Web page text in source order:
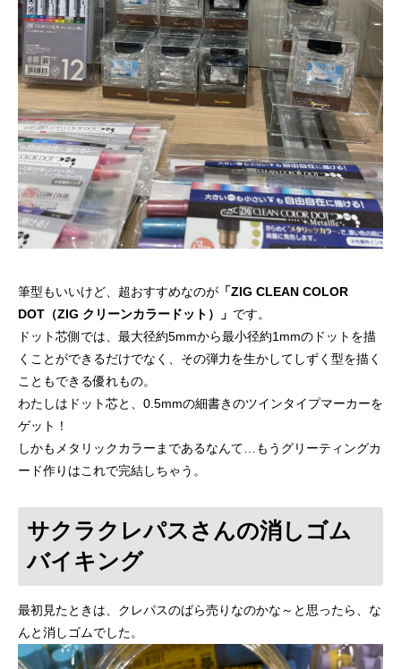
筆型もいいけど、超おすすめなのが 「ZIG CLEAN COLOR
DOT（ZIG クリーンカラードット）」 です。
ドット芯側では、最大径約5mmから最小径約1mmのドットを描
くことができるだけでなく、その弾力を生かしてしずく型を描く
こともできる優れもの。
わたしはドット芯と、0.5mmの細書きのツインタイプマーカーを
ゲット！
しかもメタリックカラーまであるなんて…もうグリーティングカ
ード作りはこれで完結しちゃう。
サクラクレパスさんの消しゴム
バイキング
最初見たときは、クレパスのばら売りなのかな～と思ったら、な
んと消しゴムでした。